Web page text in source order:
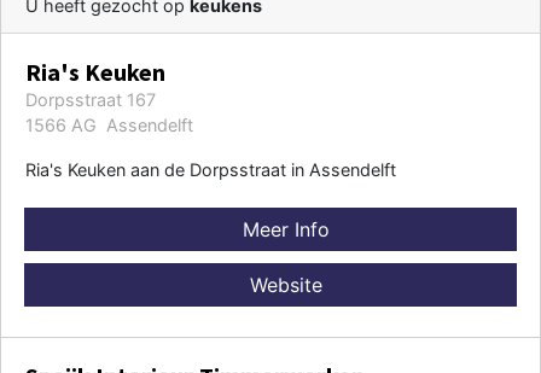
U heeft gezocht op keukens
Ria's Keuken
Dorpsstraat 167
1566 AG Assendelft
Ria's Keuken aan de Dorpsstraat in Assendelft
Meer Info
Website